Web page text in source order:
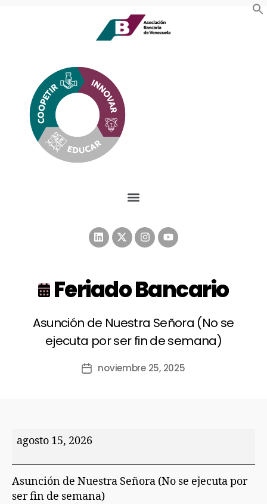
Feriado Bancario
Asunción de Nuestra Señora (No se
ejecuta por ser fin de semana)
noviembre 25, 2025
agosto 15, 2026
Asunción de Nuestra Señora (No se ejecuta por
ser fin de semana)